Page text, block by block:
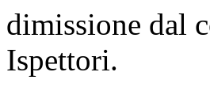
dimissione dal
Ispettori.